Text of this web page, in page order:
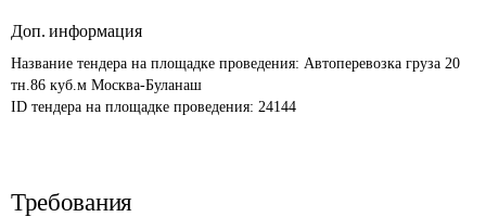
Доп. информация
Название тендера на площадке проведения: Автоперевозка груза 20
тн.86 куб.м Москва-Буланаш
ID тендера на площадке проведения: 24144
Требования